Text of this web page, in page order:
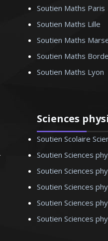
nationale depuis
aussi bien pour les
(de la première à la
pour les étudiants du
accessibles et
Thomas – Professeur
- Marseille
Soutien Maths Paris
Soutien Maths Lille
Soutien Maths
Soutien Maths
Soutien Maths Lyon
Sciences
Soutien Scolaire
Soutien Sciences
Soutien Sciences
Soutien Sciences
Soutien Sciences
Soutien Sciences